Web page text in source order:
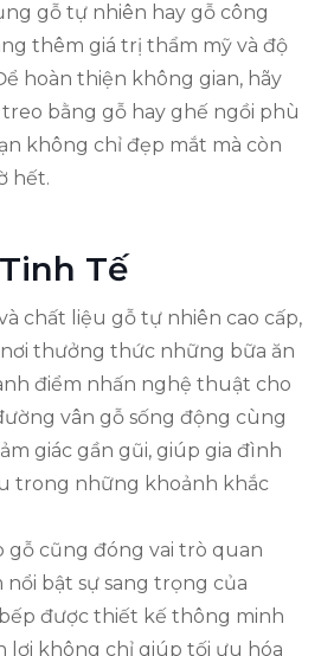
gỗ tự nhiên hay gỗ công
thêm giá trị thẩm mỹ và độ
hoàn thiện không gian, hãy
bằng gỗ hay ghế ngồi phù
không chỉ đẹp mắt mà còn
hết.
Tế
chất liệu gỗ tự nhiên cao cấp,
thưởng thức những bữa ăn
điểm nhấn nghệ thuật cho
vân gỗ sống động cùng
giác gần gũi, giúp gia đình
trong những khoảnh khắc
gỗ cũng đóng vai trò quan
bật sự sang trọng của
được thiết kế thông minh
lợi không chỉ giúp tối ưu hóa